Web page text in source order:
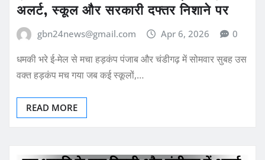
अलर्ट, स्कूल और सरकारी दफ्तर निशाने पर
gbn24news@gmail.com Apr 6, 2026 0
धमकी भरे ई-मेल से मचा हड़कंप पंजाब और चंडीगढ़ में सोमवार सुबह उस
वक्त हड़कंप मच गया जब कई स्कूलों,…
READ MORE